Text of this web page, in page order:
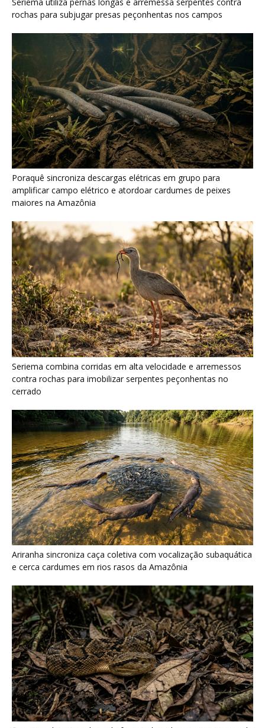
Ariranha sincroniza caça coletiva com vocalização subaquática
e cerca cardumes em rios rasos da Amazônia
Surucucu detecta calor pela fosseta loreal e prepara ataque de
emboscada no escuro da floresta
Últimas noticias
“A chuva carrega um inventário da copa”: o
método que encontrou...
7 de agosto de 2026
Araponga combina caixa torácica adaptada e
canto metálico para alcançar a...
7 de agosto de 2026
Curicaca enfia o bico curvo no solo mole e
7 de agosto de 2026
A árvore que não deixa a água escapar ajuda
cientistas a...
7 de agosto de 2026
Cândido Rondon não foi apenas explorador: a
história do homem que...
7 de agosto de 2026